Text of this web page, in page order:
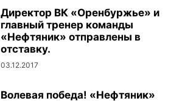
Директор ВК «Оренбуржье» и
главный тренер команды
«Нефтяник» отправлены в
отставку.
03.12.2017
Волевая победа! «Нефтяник»